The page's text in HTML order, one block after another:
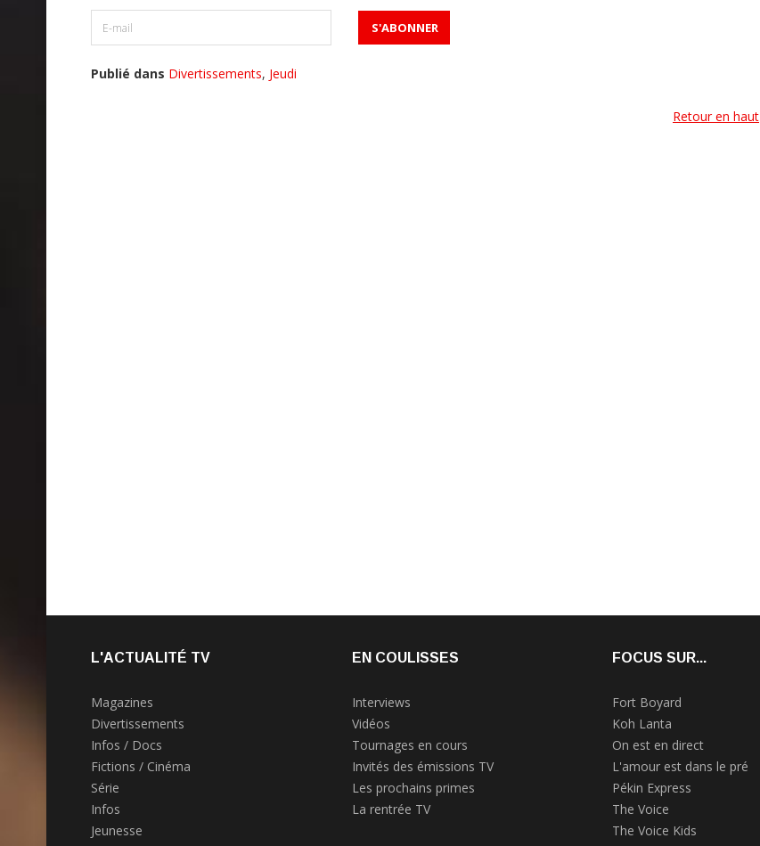
Publié dans Divertissements, Jeudi
Retour en haut
L'ACTUALITÉ TV
Magazines
Divertissements
Infos / Docs
Fictions / Cinéma
Série
Infos
Jeunesse
EN COULISSES
Interviews
Vidéos
Tournages en cours
Invités des émissions TV
Les prochains primes
La rentrée TV
FOCUS SUR...
Fort Boyard
Koh Lanta
On est en direct
L'amour est dans le pré
Pékin Express
The Voice
The Voice Kids